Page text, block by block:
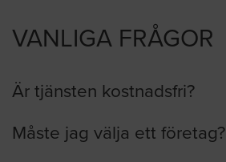
VANLIGA FRÅGOR
Är tjänsten kostnadsfri?
Måste jag välja ett företag?